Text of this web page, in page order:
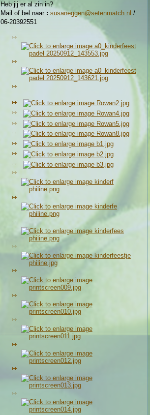
Heb jij er al zin in?
Mail of bel naar :susaneggen@setenmatch.nl /
06-20392551